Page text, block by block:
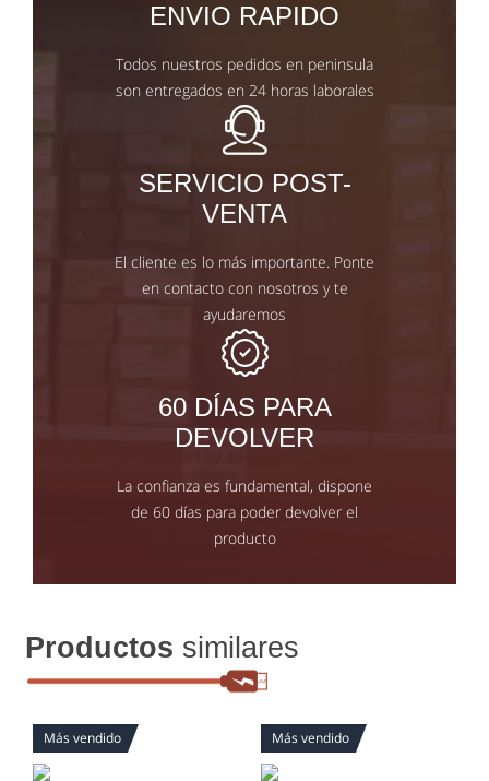
ENVIO RAPIDO
Todos nuestros pedidos en peninsula
son entregados en 24 horas laborales
SERVICIO POST-
VENTA
El cliente es lo más importante. Ponte
en contacto con nosotros y te
ayudaremos
60 DÍAS PARA
DEVOLVER
La confianza es fundamental, dispone
de 60 días para poder devolver el
producto
Productos similares
Más vendido Más vendido